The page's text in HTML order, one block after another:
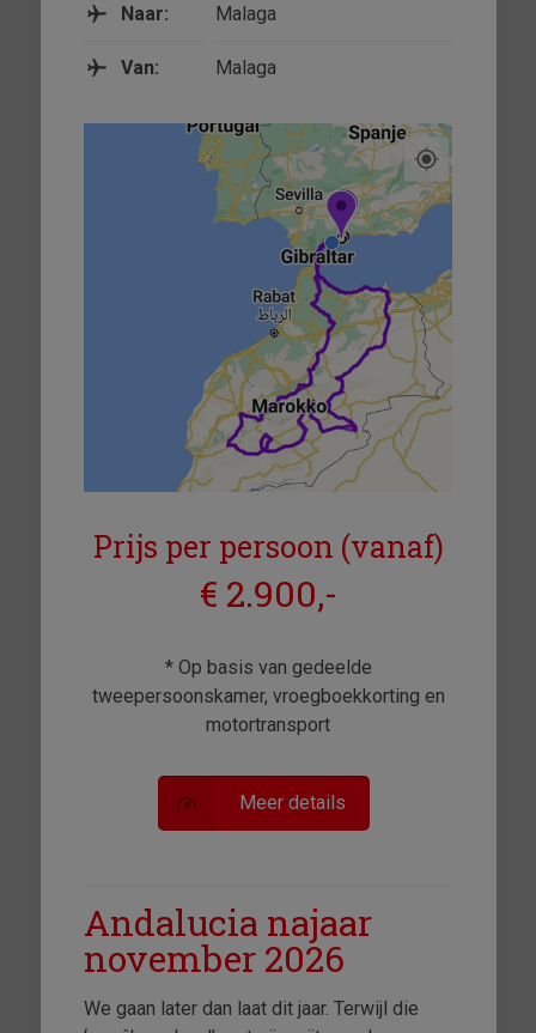
Naar: Malaga
Van: Malaga
Prijs per persoon (vanaf)
€ 2.900,-
* Op basis van gedeelde
tweepersoonskamer, vroegboekkorting en
motortransport
Meer details
Andalucia najaar
november 2026
We gaan later dan laat dit jaar. Terwijl die